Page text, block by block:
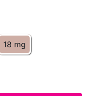
18 mg